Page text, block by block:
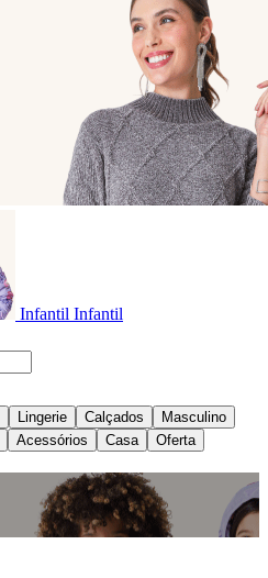
Infantil Infantil
Lingerie Calçados
Masculino
Acessórios Casa Oferta